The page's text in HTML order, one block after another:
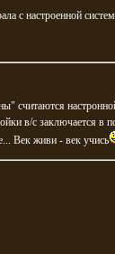
с настроенной
считаются
в/с заключается
Век живи - век учись